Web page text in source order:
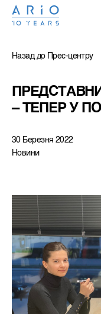
Назад до Прес-центру
– ТЕПЕР У
Новини
30 Березня 2022